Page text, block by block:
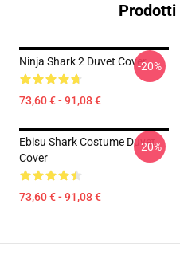
Ninja Shark 2 Duvet Cover
73,60 € - 91,08 €
-20%
Ebisu Shark Costume Duvet
Cover
73,60 € - 91,08 €
-20%